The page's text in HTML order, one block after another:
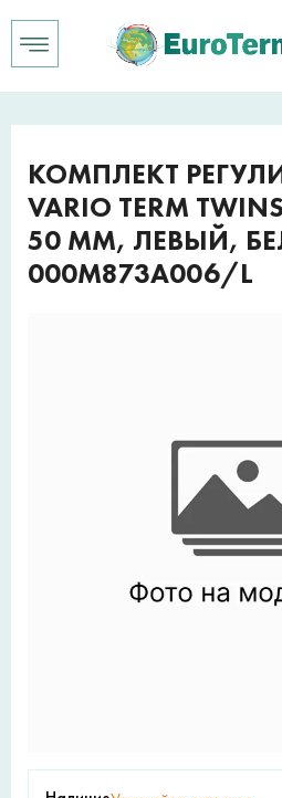
КОМПЛЕКТ
VARIO TERM
50 ММ, ЛЕВЫЙ,
000M873A006/L